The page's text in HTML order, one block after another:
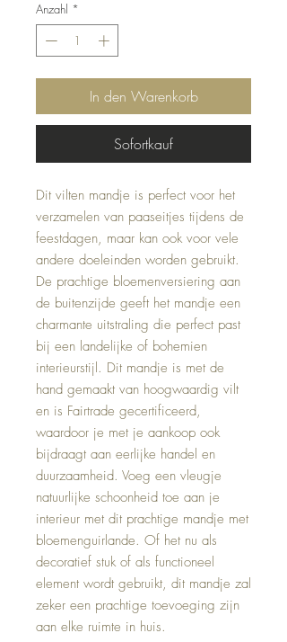
Anzahl *
In den Warenkorb
Sofortkauf
Dit vilten mandje is perfect voor het
verzamelen van paaseitjes tijdens de
feestdagen, maar kan ook voor vele
andere doeleinden worden gebruikt.
De prachtige bloemenversiering aan
de buitenzijde geeft het mandje een
charmante uitstraling die perfect past
bij een landelijke of bohemien
interieurstijl. Dit mandje is met de
hand gemaakt van hoogwaardig vilt
en is Fairtrade gecertificeerd,
waardoor je met je aankoop ook
bijdraagt aan eerlijke handel en
duurzaamheid. Voeg een vleugje
natuurlijke schoonheid toe aan je
interieur met dit prachtige mandje met
bloemenguirlande. Of het nu als
decoratief stuk of als functioneel
element wordt gebruikt, dit mandje zal
zeker een prachtige toevoeging zijn
aan elke ruimte in huis.